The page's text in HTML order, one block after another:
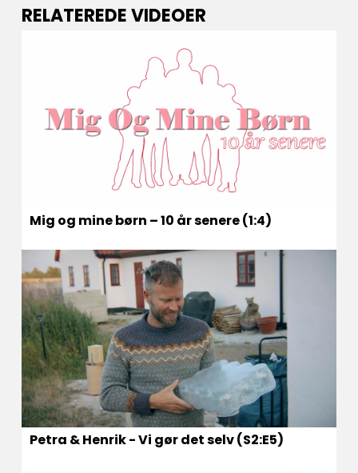
RELATEREDE VIDEOER
Mig og mine børn – 10 år senere (1:4)
Petra & Henrik - Vi gør det selv (S2:E5)